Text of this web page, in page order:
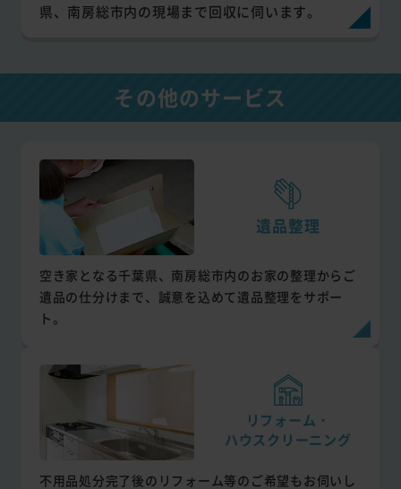
県、南房総市内の現場まで回収に伺います。
その他のサービス
遺品整理
空き家となる千葉県、南房総市内のお家の整理からご
遺品の仕分けまで、誠意を込めて遺品整理をサポー
ト。
リフォーム・
ハウスクリーニング
不用品処分完了後のリフォーム等のご希望もお伺いし